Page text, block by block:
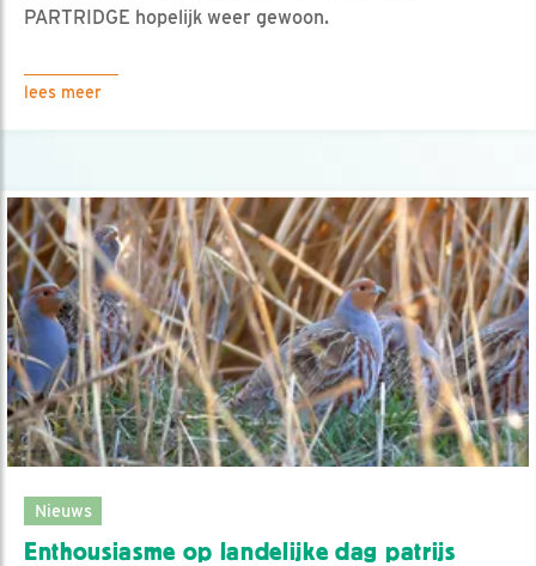
PARTRIDGE hopelijk weer gewoon.
lees meer
Nieuws
Enthousiasme op landelijke dag patrijs